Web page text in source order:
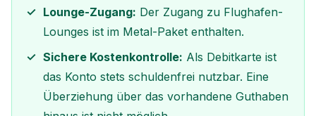
Lounge-Zugang: Der Zugang zu Flughafen-
Lounges ist im Metal-Paket enthalten.
Sichere Kostenkontrolle: Als Debitkarte ist
das Konto stets schuldenfrei nutzbar. Eine
Überziehung über das vorhandene Guthaben